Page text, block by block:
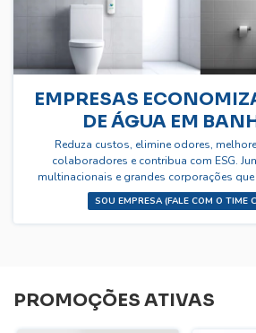
EMPRESAS
DE ÁGUA EM
Reduza custos, elimine odores,
colaboradores e contribua com ESG.
multinacionais e grandes corporações
água e dinheiro com o
SOU EMPRESA (FALE COM O TIME
PROMOÇÕES ATIVAS